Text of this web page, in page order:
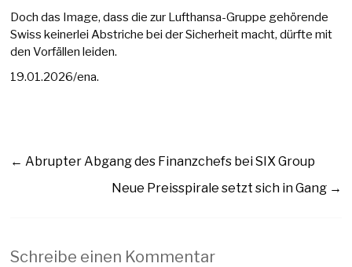
Doch das Image, dass die zur Lufthansa-Gruppe gehörende
Swiss keinerlei Abstriche bei der Sicherheit macht, dürfte mit
den Vorfällen leiden.
19.01.2026/ena.
← Abrupter Abgang des Finanzchefs bei SIX Group
Neue Preisspirale setzt sich in Gang →
Schreibe einen Kommentar